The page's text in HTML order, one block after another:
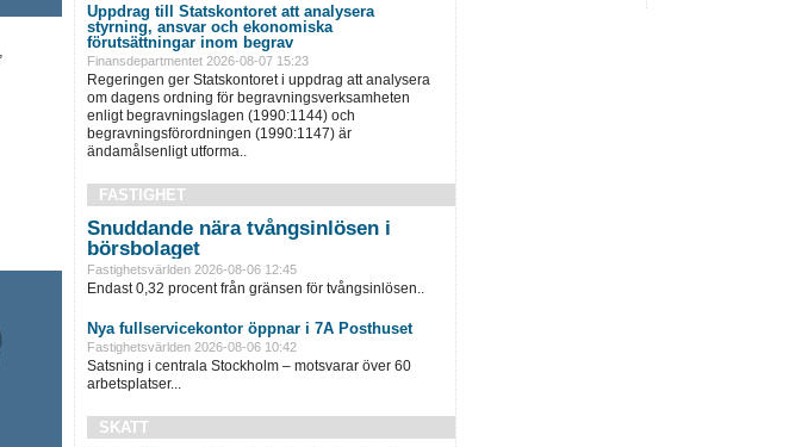
Uppdrag till Statskontoret att analysera
styrning, ansvar och ekonomiska
förutsättningar inom begrav
Finansdepartmentet 2026-08-07 15:23
Regeringen ger Statskontoret i uppdrag att analysera
om dagens ordning för begravningsverksamheten
enligt begravningslagen (1990:1144) och
begravningsförordningen (1990:1147) är
ändamålsenligt utforma..
FASTIGHET
Snuddande nära tvångsinlösen i
börsbolaget
Fastighetsvärlden 2026-08-06 12:45
Endast 0,32 procent från gränsen för tvångsinlösen..
Nya fullservicekontor öppnar i 7A Posthuset
Fastighetsvärlden 2026-08-06 10:42
Satsning i centrala Stockholm – motsvarar över 60
arbetsplatser...
SKATT